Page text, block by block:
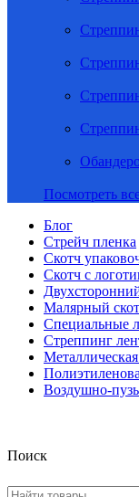
Посмотреть
Блог
Стрейч пленка
Скотч
Скотч с
Малярный
Специальные
Стреппинг
Воздушно-
Поиск